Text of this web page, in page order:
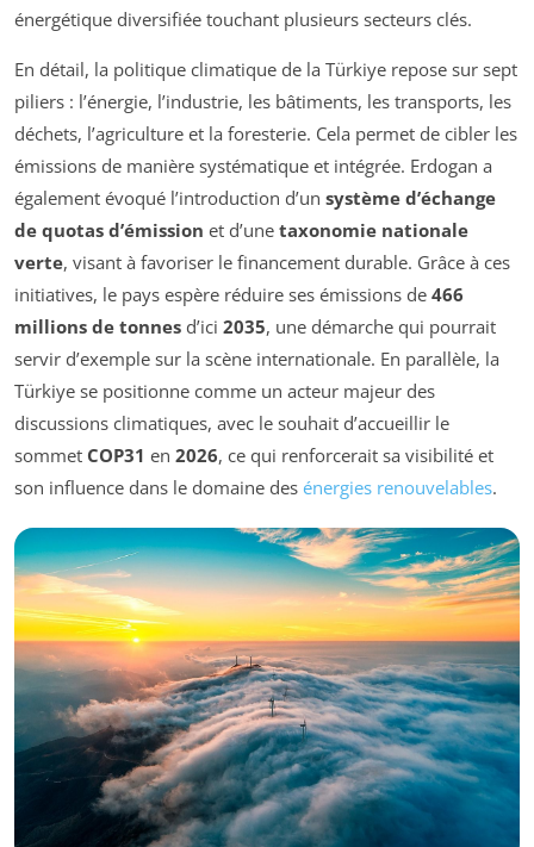
énergétique diversifiée touchant plusieurs secteurs clés.
En détail, la politique climatique de la Türkiye repose sur sept
piliers : l’énergie, l’industrie, les bâtiments, les transports, les
déchets, l’agriculture et la foresterie. Cela permet de cibler les
émissions de manière systématique et intégrée. Erdogan a
également évoqué l’introduction d’un système d’échange
de quotas d’émission et d’une taxonomie nationale
verte, visant à favoriser le financement durable. Grâce à ces
initiatives, le pays espère réduire ses émissions de 466
millions de tonnes d’ici 2035, une démarche qui pourrait
servir d’exemple sur la scène internationale. En parallèle, la
Türkiye se positionne comme un acteur majeur des
discussions climatiques, avec le souhait d’accueillir le
sommet COP31 en 2026, ce qui renforcerait sa visibilité et
son influence dans le domaine des énergies renouvelables.